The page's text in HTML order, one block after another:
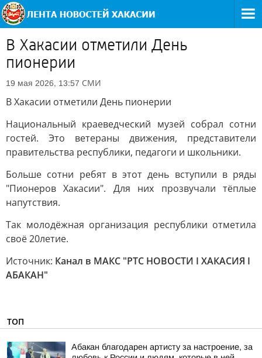
В Хакасии отметили День
пионерии
19 мая 2026, 13:57 СМИ
В Хакасии отметили День пионерии
Национальный краеведческий музей собрал сотни
гостей. Это ветераны движения, представители
правительства республики, педагоги и школьники.
Больше сотни ребят в этот день вступили в ряды
"Пионеров Хакасии". Для них прозвучали тёплые
напутствия.
Так молодёжная организация республики отметила
своё 20летие.
Источник: Канал в МАКС "РТС НОВОСТИ I ХАКАСИЯ I
АБАКАН"
ТОП
Абакан благодарен артисту за настроение, за